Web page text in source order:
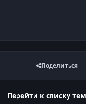
Поделиться
Перейти к списку тем